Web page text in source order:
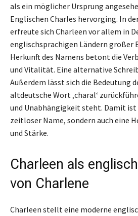
als ein möglicher Ursprung
Englischen Charles hervorging. In
erfreute sich Charleen vor allem in
englischsprachigen Ländern großer
Herkunft des Namens betont die
und Vitalität. Eine alternative
Außerdem lässt sich die Bedeutung
altdeutsche Wort ‚charal‘
und Unabhängigkeit steht. Damit
zeitloser Name, sondern auch eine
und Stärke.
Charleen als
von Charlene
Charleen stellt eine moderne